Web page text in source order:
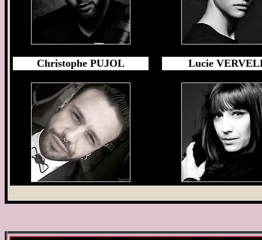
Christophe PUJOL Lucie